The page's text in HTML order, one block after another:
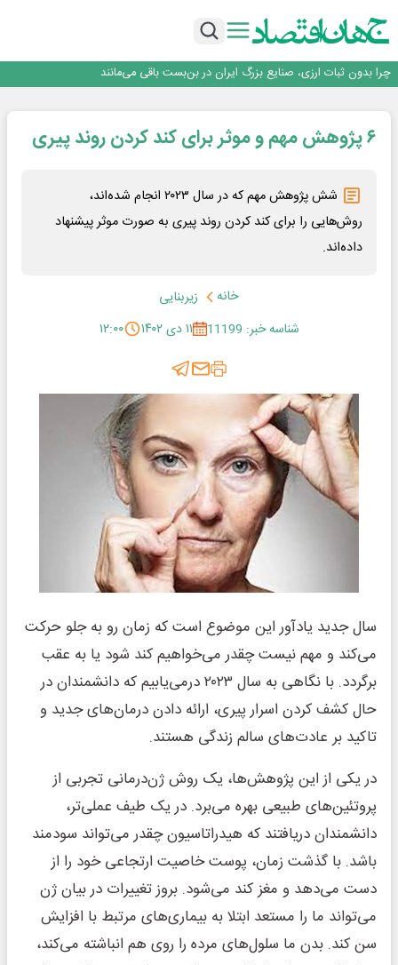
روزنامه ۱۷ مرداد
چرا بدون ثبات ارزی، صنایع بزرگ ایران در بن‌بست باقی می‌مانند
روزنامه ۱۷ مرداد
افزایش قیمت بلیت اتوبوس فصلی شد؟
۶ پژوهش مهم و موثر برای کند کردن روند پیری
شش پژوهش مهم که در سال ۲۰۲۳ انجام شده‌اند،
روش‌هایی را برای کند کردن روند پیری به صورت موثر پیشنهاد
داده‌اند.
خانه
زیربنایی
شناسه خبر: 11199
۱۱ دی ۱۴۰۲ ۱۲:۰۰
سال جدید یادآور این موضوع است که زمان رو به جلو حرکت
می‌کند و مهم نیست چقدر می‌خواهیم کند شود یا به عقب
برگردد. با نگاهی به سال ۲۰۲۳ درمی‌یابیم که دانشمندان در
حال کشف کردن اسرار پیری، ارائه دادن درمان‌های جدید و
تاکید بر عادت‌های سالم زندگی هستند.
در یکی از این پژوهش‌ها، یک روش ژن‌درمانی تجربی از
پروتئین‌های طبیعی بهره می‌برد. در یک طیف عملی‌تر،
دانشمندان دریافتند که هیدراتاسیون چقدر می‌تواند سودمند
باشد. با گذشت زمان، پوست خاصیت ارتجاعی خود را از
دست می‌دهد و مغز کند می‌شود. بروز تغییرات در بیان ژن
می‌تواند ما را مستعد ابتلا به بیماری‌های مرتبط با افزایش
سن کند. بدن ما سلول‌های مرده را روی هم انباشته می‌کند،